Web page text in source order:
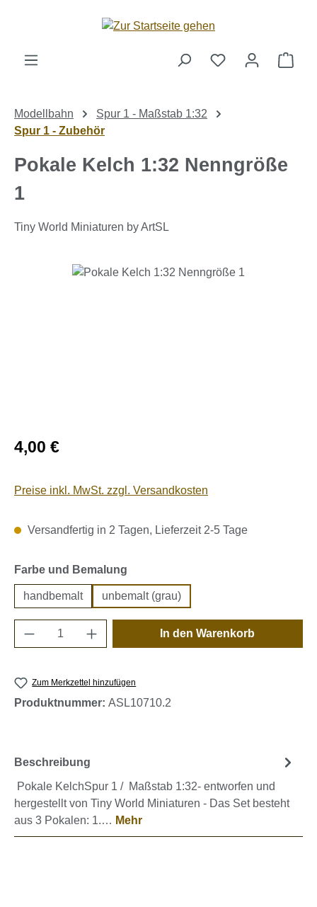
Zum Hauptinhalt springen
Modellbahn
Spur 1 - Maßstab 1:32
Spur 1 - Zubehör
Pokale Kelch 1:32 Nenngröße
1
Tiny World Miniaturen by ArtSL
Bildergalerie überspringen
Regulärer Preis:
4,00 €
Preise inkl. MwSt. zzgl. Versandkosten
Versandfertig in 2 Tagen, Lieferzeit 2-5 Tage
Farbe und Bemalung
handbemalt unbemalt (grau)
Produkt Anzahl: Gib den gewünschten
In den Warenkorb
Zum Merkzettel hinzufügen
Produktnummer: ASL10710.2
Beschreibung
Pokale KelchSpur 1 / Maßstab 1:32- entworfen und
hergestellt von Tiny World Miniaturen - Das Set besteht
aus 3 Pokalen: 1.… Mehr